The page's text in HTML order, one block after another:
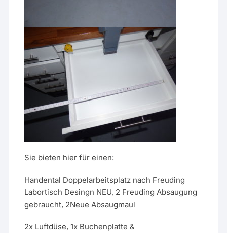
Sie bieten hier für einen:
Handental Doppelarbeitsplatz nach Freuding
Labortisch Desingn NEU, 2 Freuding Absaugung
gebraucht, 2Neue Absaugmaul
2x Luftdüse, 1x Buchenplatte &